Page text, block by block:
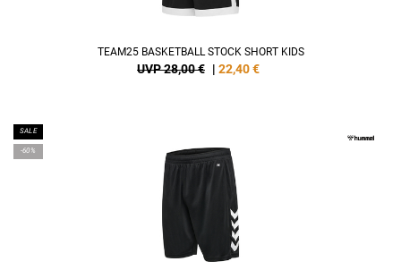
TEAM25 BASKETBALL STOCK SHORT KIDS
UVP 28,00 € | 22,40€
SALE
-60%